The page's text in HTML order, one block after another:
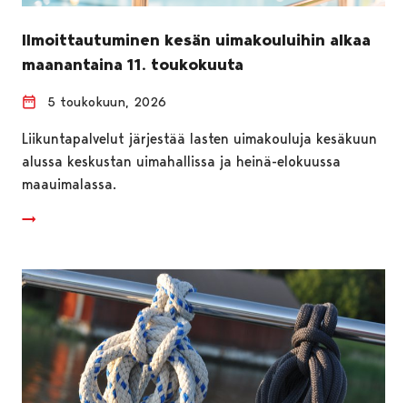
Ilmoittautuminen kesän uimakouluihin alkaa
maanantaina 11. toukokuuta
5 toukokuun, 2026
Liikuntapalvelut järjestää lasten uimakouluja kesäkuun
alussa keskustan uimahallissa ja heinä-elokuussa
maauimalassa.